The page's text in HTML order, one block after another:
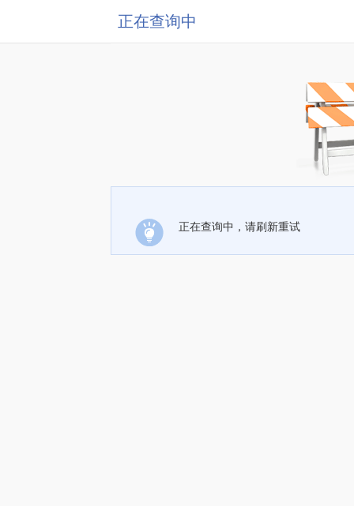
正在查询中
正在查询中，请刷新重试